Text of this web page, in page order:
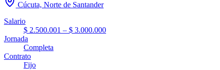
Cúcuta, Norte de Santander
Salario
$ 2.500.001 – $ 3.000.000
Jornada
Completa
Contrato
Fijo